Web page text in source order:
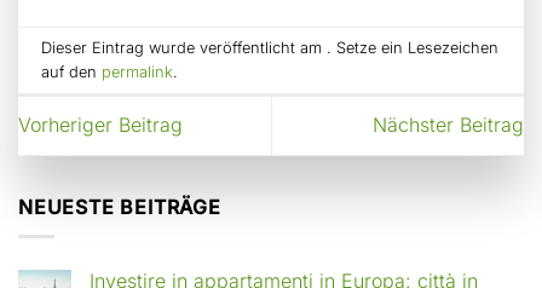
Dieser Eintrag wurde veröffentlicht am . Setze ein Lesezeichen
auf den permalink.
Vorheriger Beitrag Nächster Beitrag
NEUESTE BEITRÄGE
Investire in appartamenti in Europa: città in